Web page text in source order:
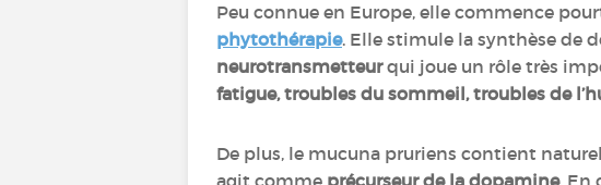
Peu connue en Europe, elle commence
phytothérapie. Elle stimule la synthèse de
neurotransmetteurqui joue un rôle très
fatigue, troubles du sommeil, troubles de
De plus, le mucuna pruriens contient
agit comme précurseur de la dopamine. En